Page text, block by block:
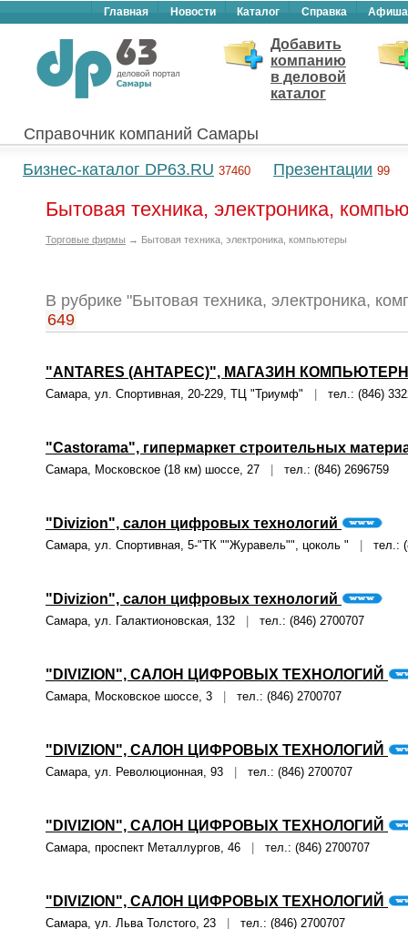
Главная Новости Каталог Справка Афиша
Добавить
компанию
в деловой
каталог
Справочник компаний Самары
Бизнес-каталог DP63.RU 37460 Презентации 99
Бытовая техника, электроника,
Торговые фирмы → Бытовая техника, электроника, компьютеры
В рубрике "Бытовая техника, электроника,
649
"ANTARES (АНТАРЕС)", МАГАЗИН
Самара, ул. Спортивная, 20-229, ТЦ "Триумф" тел.: (846)
"Castorama", гипермаркет строительных
Самара, Московское (18 км) шоссе, 27 тел.: (846) 2696759
"Divizion", салон цифровых технологий
Самара, ул. Спортивная, 5-"ТК ""Журавель"", цоколь " тел.:
"Divizion", салон цифровых технологий
Самара, ул. Галактионовская, 132 тел.: (846) 2700707
"DIVIZION", САЛОН ЦИФРОВЫХ ТЕХНОЛОГИЙ
Самара, Московское шоссе, 3 тел.: (846) 2700707
"DIVIZION", САЛОН ЦИФРОВЫХ ТЕХНОЛОГИЙ
Самара, ул. Революционная, 93 тел.: (846) 2700707
"DIVIZION", САЛОН ЦИФРОВЫХ ТЕХНОЛОГИЙ
Самара, проспект Металлургов, 46 тел.: (846) 2700707
"DIVIZION", САЛОН ЦИФРОВЫХ ТЕХНОЛОГИЙ
Самара, ул. Льва Толстого, 23 тел.: (846) 2700707